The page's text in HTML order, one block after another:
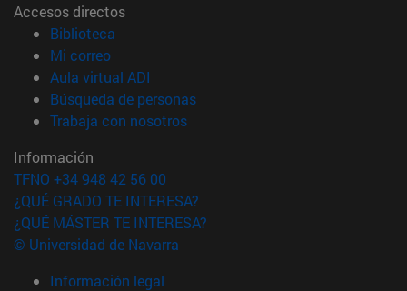
Accesos directos
Biblioteca
Mi correo(abre en nueva ventana)
Aula virtual ADI
Búsqueda de personas(abre en nueva ventana)
Trabaja con nosotros(abre en nueva ventana)
Información
TFNO +34 948 42 56 00
¿QUÉ GRADO TE INTERESA?
¿QUÉ MÁSTER TE INTERESA?
© Universidad de Navarra
Información legal